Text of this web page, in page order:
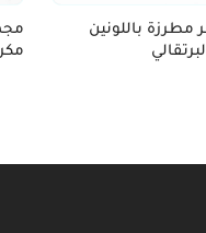
باللونين